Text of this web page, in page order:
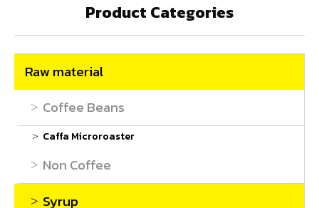
Product Categories
Raw material
Coffee Beans
Caffa Microroaster
Non Coffee
Syrup